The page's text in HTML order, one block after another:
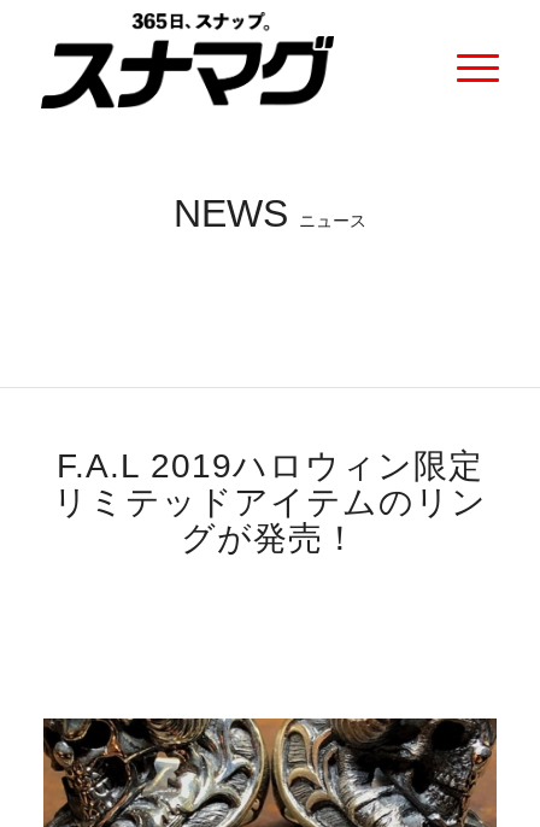
NEWS ニュース
F.A.L 2019ハロウィン限定
リミテッドアイテムのリン
グが発売！